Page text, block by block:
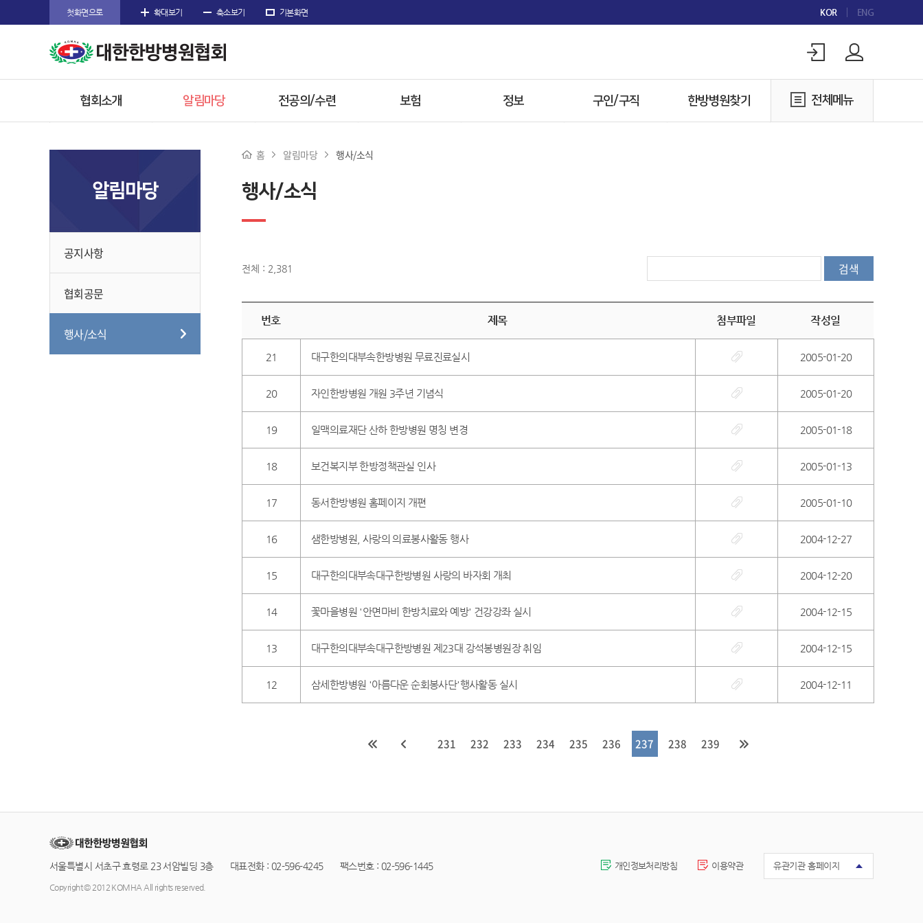
첫화면으로 확대보기 축소보기 기본화면 KOR ENG
협회소개
인사말
임원소개
알림마당
공지사항
전공의/수련
공지사항
참고자료
보험 정보 구인/구직 한방병원찾기 전체메뉴
알림마당
공지사항
협회공문
행사/소식
홈 알림마당 행사/소식
행사/소식
전체 : 2,381 검색
번호 제목 첨부파일 작성일
21 대구한의대부속한방병원 무료진료실시 2005-01-20
20 자인한방병원 개원 3주년 기념식 2005-01-20
19 일맥의료재단 산하 한방병원 명칭 변경 2005-01-18
18 보건복지부 한방정책관실 인사 2005-01-13
17 동서한방병원 홈페이지 개편 2005-01-10
16 샘한방병원, 사랑의 의료봉사활동 행사 2004-12-27
15 대구한의대부속대구한방병원 사랑의 바자회 개최 2004-12-20
14 꽃마을병원 '안면마비 한방치료와 예방' 건강강좌 실시 2004-12-15
13 대구한의대부속대구한방병원 제23대 강석봉병원장 취임 2004-12-15
12 삼세한방병원 '아름다운 순회봉사단'행사활동 실시 2004-12-11
231 232 233 234 235 236 237 238 239
서울특별시 서초구 효령로 23 서암빌딩 3층 대표전화 : 02-596-4245 팩스번호 : 02-596-1445 개인정보처리방침 이용약관 유관기관 홈페이지
Copyright © 2012 KOMHA All rights reserved.